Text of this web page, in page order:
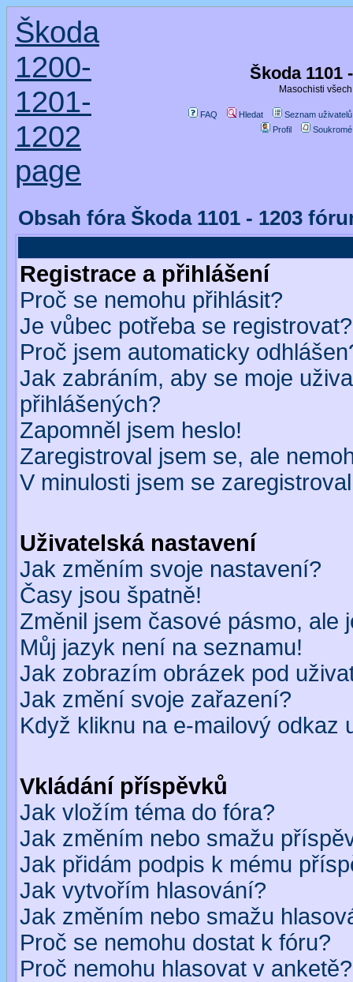
Škoda
1200-
1201-
1202
page
Škoda 1101
Masochisti
FAQ Hledat
Seznam uživatelů
Profil
Obsah fóra Škoda 1101 - 1203
Registrace a přihlášení
Proč se nemohu přihlásit?
Je vůbec potřeba se registrovat?
Proč jsem automaticky
Jak zabráním, aby se moje
přihlášených?
Zapomněl jsem heslo!
Zaregistroval jsem se, ale
V minulosti jsem se
Uživatelská nastavení
Jak změním svoje nastavení?
Časy jsou špatně!
Změnil jsem časové pásmo, ale
Můj jazyk není na seznamu!
Jak zobrazím obrázek pod
Jak změní svoje zařazení?
Když kliknu na e-mailový odkaz
Vkládání příspěvků
Jak vložím téma do fóra?
Jak změním nebo smažu
Jak přidám podpis k mému
Jak vytvořím hlasování?
Jak změním nebo smažu
Proč se nemohu dostat k fóru?
Proč nemohu hlasovat v anketě?